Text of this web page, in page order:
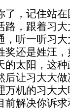
了，记住站
路，跟着习
，听一听习
奖还是姓汪
的太阳，这
后让习大大
万机的习大
前解决你诉